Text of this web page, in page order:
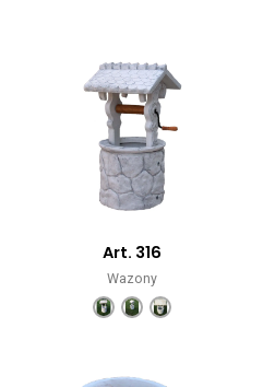
Art. 316
Wazony